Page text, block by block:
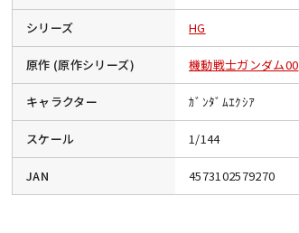
シリーズ HG
原作 (原作シリーズ) 機動戦士ガンダム00
キャラクター ｶﾞﾝﾀﾞﾑｴｸｼｱ
スケール 1/144
JAN 4573102579270